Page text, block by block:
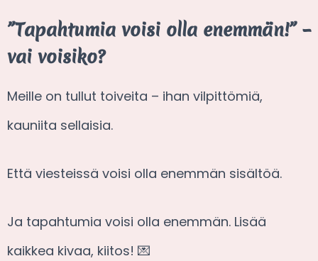
”Tapahtumia voisi olla enemmän!” –
vai voisiko?
Meille on tullut toiveita – ihan vilpittömiä,
kauniita sellaisia.
Että viesteissä voisi olla enemmän sisältöä.
Ja tapahtumia voisi olla enemmän. Lisää
kaikkea kivaa, kiitos! 💌